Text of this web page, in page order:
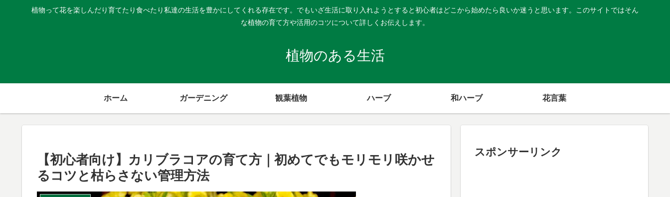
植物って花を楽しんだり育てたり食べたり私達の生活を豊かにしてくれる存在です。でもいざ生活に取り入れようとすると初心者はどこから始めたら良いか迷うと思います。このサイトではそん
な植物の育て方や活用のコツについて詳しくお伝えします。
植物のある生活
ホーム ガーデニング 観葉植物 ハーブ 和ハーブ 花言葉
【初心者向け】カリブラコアの育て方｜初めてでもモリモリ咲かせ
るコツと枯らさない管理方法
スポンサーリンク